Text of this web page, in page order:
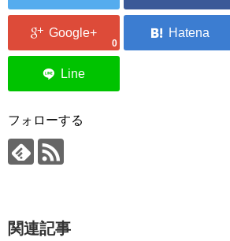
0
フォローする
関連記事